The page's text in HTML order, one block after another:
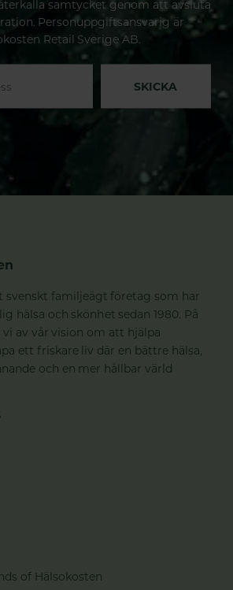
samtycket genom att avsluta
Personuppgiftsansvarig är
Retail Sverige AB.
SKICKA
svenskt familjeägt företag som har
hälsa och skönhet sedan 1980. På
vi av vår vision om att hjälpa
ett friskare liv där en bättre hälsa,
och en mer hållbar värld
of Hälsokosten